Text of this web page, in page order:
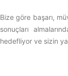
Bize göre başarı,
sonuçları
hedefliyor ve sizin